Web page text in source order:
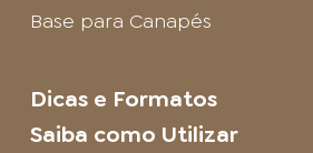
Base para Canapés
Dicas e Formatos
Saiba como Utilizar